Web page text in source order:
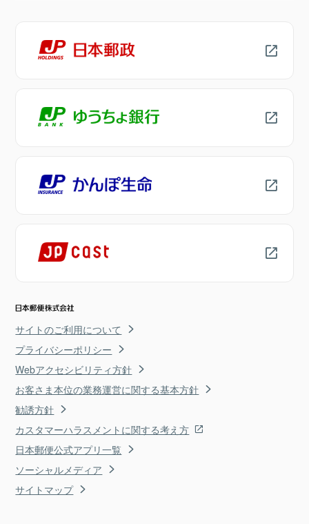
サイトのご利用について
プライバシーポリシー
Webアクセシビリティ方針
お客さま本位の業務運営に関する基本方針
勧誘方針
カスタマーハラスメントに関する考え方
日本郵便公式アプリ一覧
ソーシャルメディア
サイトマップ